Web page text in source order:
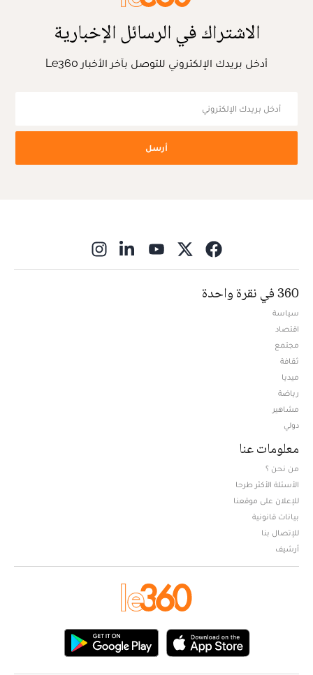
الاشتراك في الرسائل الإخبارية
أدخل بريدك الإلكتروني للتوصل بآخر الأخبار Le360
أرسل
360 في نقرة واحدة
سياسة
اقتصاد
مجتمع
ثقافة
ميديا
رياضة
مشاهير
دولي
معلومات عنا
من نحن ؟
الأسئلة الأكثر طرحا
للإعلان على موقعنا
بيانات قانونية
للإتصال بنا
أرشيف